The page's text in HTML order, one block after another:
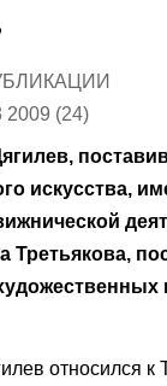
2009 (24)
искусства,
Третьякова,
относился к